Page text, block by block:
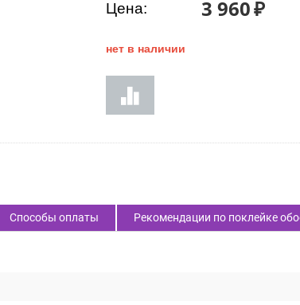
Цена: 3 960₽
нет в наличии
Способы оплаты Рекомендации по поклейке